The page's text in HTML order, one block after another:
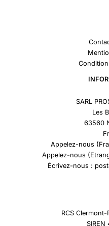
SARL
Les
63560
Appelez-nous
Appelez-nous
Écrivez-nous :
RCS
SIREN